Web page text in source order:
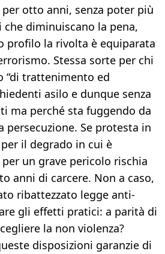
otto anni, senza poter più
che diminuiscano la pena,
profilo la rivolta è equiparata
Stessa sorte per chi
“di trattenimento ed
asilo e dunque senza
ma perché sta fuggendo da
persecuzione. Se protesta in
il degrado in cui è
un grave pericolo rischia
anni di carcere. Non a caso,
ribattezzato legge anti-
gli effetti pratici: a parità di
la non violenza?
disposizioni garanzie di